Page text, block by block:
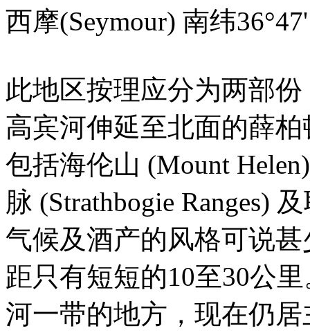
西摩(Seymour) 南纬
此地区按理应分为两部
高宾河伸延至北面的薛柏
包括海伦山 (Mount
脉 (Strathbogie Ranges)
气候及酒产的风格可说
距只有短短的10至30公
河一带的地方，现在仍